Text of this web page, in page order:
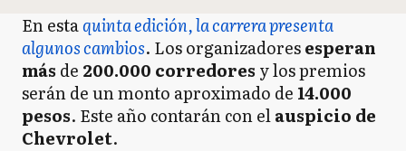
En estaquinta edición, la carrera presenta
algunos cambios. Los organizadoresesperan
más de 200.000 corredores y los premios
serán de un monto aproximado de 14.000
pesos. Este año contarán con elauspicio de
Chevrolet.